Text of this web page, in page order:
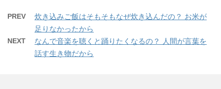
PREV
炊き込みご飯はそもそもなぜ炊き込んだの？ お米が
足りなかったから
NEXT
なんで音楽を聴くと踊りたくなるの？ 人間が言葉を
話す生き物だから